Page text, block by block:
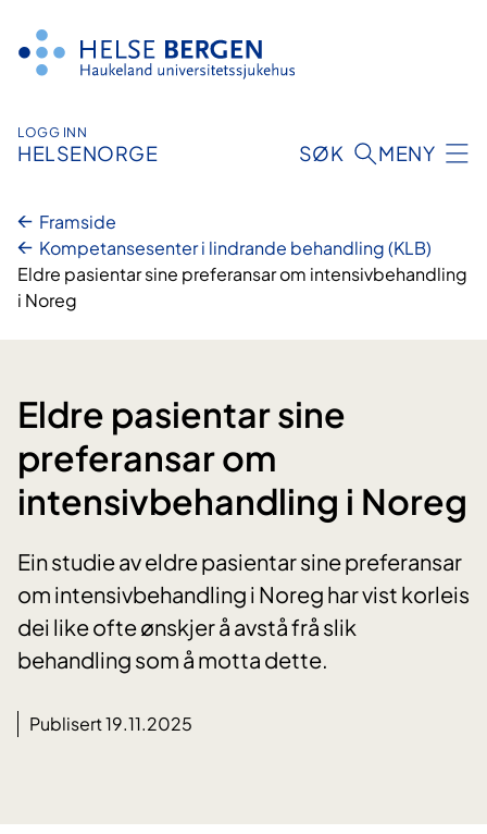
innhald
LOGG INN
HELSENORGE SØK MENY
Framside
Kompetansesenter i lindrande behandling (KLB)
Eldre pasientar sine preferansar om intensivbehandling
i Noreg
Eldre pasientar sine
preferansar om
intensivbehandling i Noreg
Ein studie av eldre pasientar sine preferansar
om intensivbehandling i Noreg har vist korleis
dei like ofte ønskjer å avstå frå slik
behandling som å motta dette.
Publisert 19.11.2025